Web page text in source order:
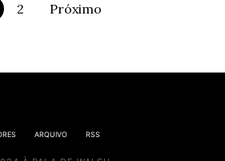
2 Próximo
ARQUIVO RSS